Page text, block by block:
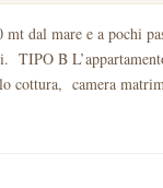
dal mare e a pochi
B
cottura, camera